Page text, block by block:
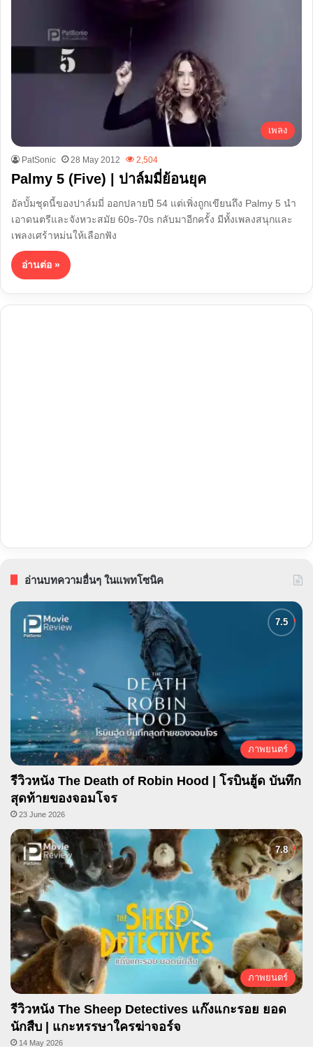
เพลง
PatSonic 28 May 2012 2,504
Palmy 5 (Five) | ปาล์มมี่ย้อนยุค
อัลบั้มชุดนี้ของปาล์มมี่ ออกปลายปี 54 แต่เพิ่งถูกเขียนถึง Palmy 5 นำ
เอาดนตรีและจังหวะสมัย 60s-70s กลับมาอีกครั้ง มีทั้งเพลงสนุกและ
เพลงเศร้าหม่นให้เลือกฟัง
อ่านต่อ »
อ่านบทความอื่นๆ ในแพทโซนิค
ภาพยนตร์
รีวิวหนัง The Death of Robin Hood | โรบินฮู้ด บันทึก
สุดท้ายของจอมโจร
23 June 2026
ภาพยนตร์
รีวิวหนัง The Sheep Detectives แก๊งแกะรอย ยอด
นักสืบ | แกะหรรษาใครฆ่าจอร์จ
14 May 2026